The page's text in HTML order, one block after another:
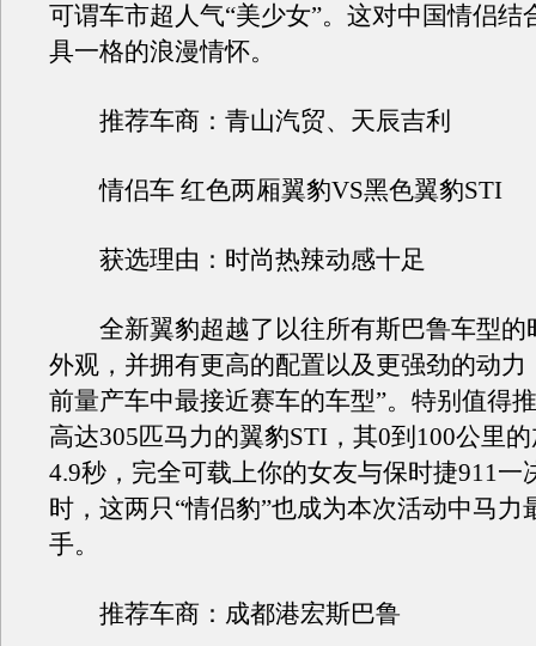
可谓车市超人气“美少女”。这对中国情侣结
具一格的浪漫情怀。
推荐车商：青山汽贸、天辰吉利
情侣车 红色两厢翼豹VS黑色翼豹STI
获选理由：时尚热辣动感十足
全新翼豹超越了以往所有斯巴鲁车型的
外观，并拥有更高的配置以及更强劲的动力
前量产车中最接近赛车的车型”。特别值得
高达305匹马力的翼豹STI，其0到100公里
4.9秒，完全可载上你的女友与保时捷911一
时，这两只“情侣豹”也成为本次活动中马力
手。
推荐车商：成都港宏斯巴鲁